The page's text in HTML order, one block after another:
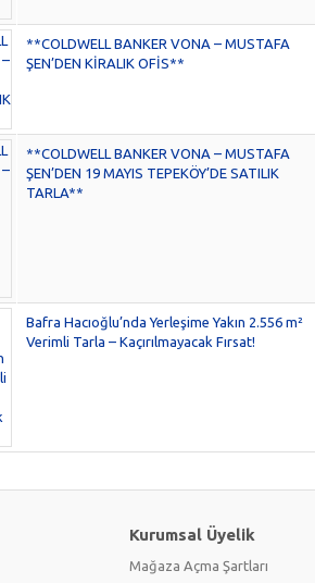
**COLDWELL BANKER VONA – MUSTAFA
ŞEN’DEN KİRALIK OFİS**
**COLDWELL BANKER VONA – MUSTAFA
ŞEN’DEN 19 MAYIS TEPEKÖY’DE SATILIK
TARLA**
Bafra Hacıoğlu’nda Yerleşime Yakın 2.556 m²
Verimli Tarla – Kaçırılmayacak Fırsat!
Kurumsal Üyelik
Mağaza Açma Şartları